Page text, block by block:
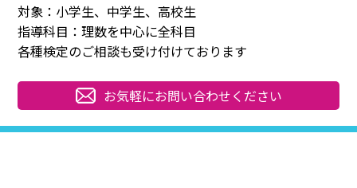
対象：小学生、中学生、高校生
指導科目：理数を中心に全科目
各種検定のご相談も受け付けております
お気軽にお問い合わせください